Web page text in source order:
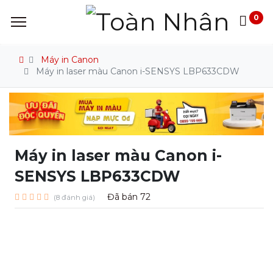
0
Máy in Canon
Máy in laser màu Canon i-SENSYS LBP633CDW
Máy in laser màu Canon i-
SENSYS LBP633CDW
(8 đánh giá) Đã bán 72